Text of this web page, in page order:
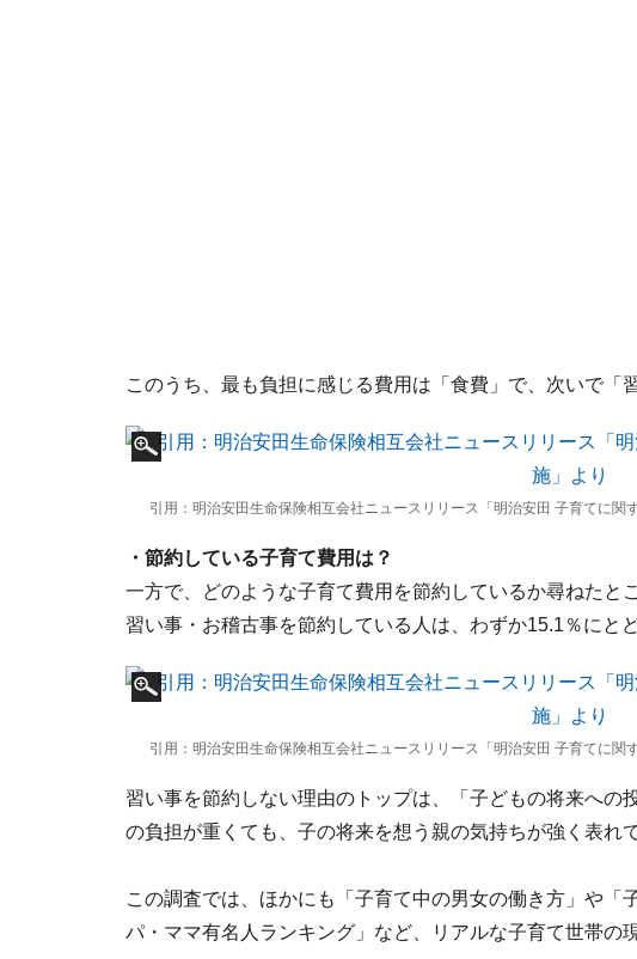
このうち、最も負担に感じる費用は「食費」で、次いで「
引用：明治安田生命保険相互会社ニュースリリース「明治安田 子育てに関
・節約している子育て費用は？
一方で、どのような子育て費用を節約しているか尋ねたと
習い事・お稽古事を節約している人は、わずか15.1％にと
引用：明治安田生命保険相互会社ニュースリリース「明治安田 子育てに関
習い事を節約しない理由のトップは、「子どもの将来への
の負担が重くても、子の将来を想う親の気持ちが強く表れ
この調査では、ほかにも「子育て中の男女の働き方」や「
パ・ママ有名人ランキング」など、リアルな子育て世帯の